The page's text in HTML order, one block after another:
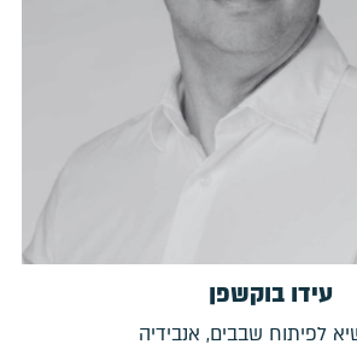
עידו בוקשפן
לפיתוח שבבים, אנבידיה